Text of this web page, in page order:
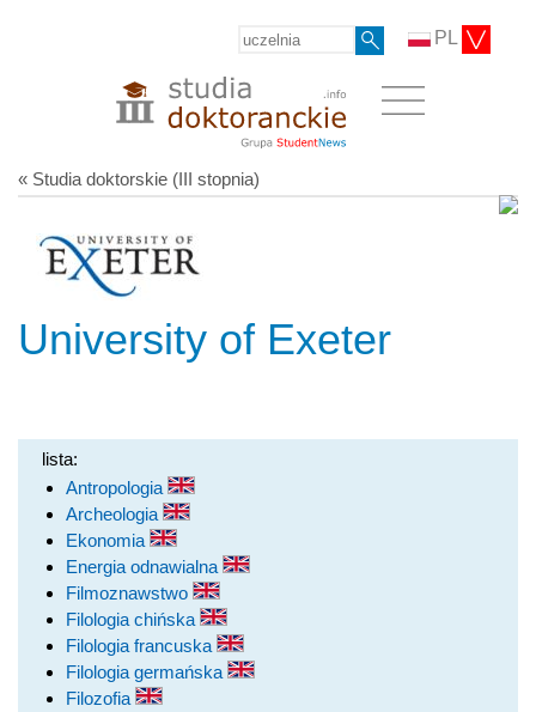
PL
« Studia doktorskie (III stopnia)
University of Exeter
lista:
Antropologia
Archeologia
Ekonomia
Energia odnawialna
Filmoznawstwo
Filologia chińska
Filologia francuska
Filologia germańska
Filozofia